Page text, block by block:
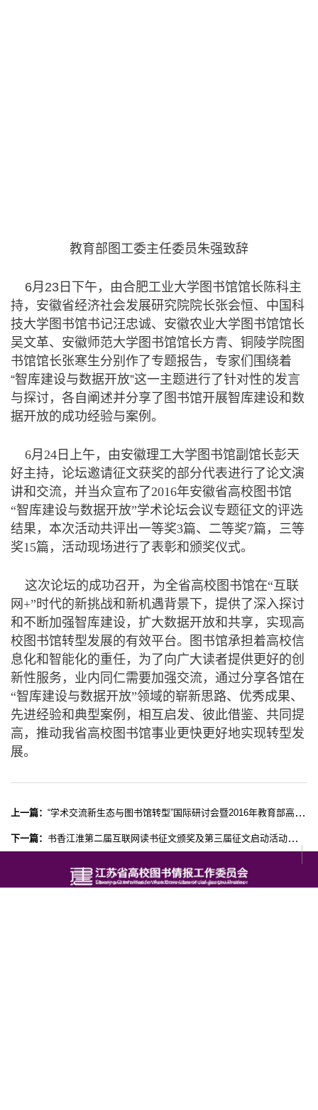
教育部图工委主任委员朱强致辞
6月23日下午，由合肥工业大学图书馆馆长陈科主
持，安徽省经济社会发展研究院院长张会恒、中国科
技大学图书馆书记汪忠诚、安徽农业大学图书馆馆长
吴文革、安徽师范大学图书馆馆长方青、铜陵学院图
书馆馆长张寒生分别作了专题报告，专家们围绕着
“智库建设与数据开放”这一主题进行了针对性的发言
与探讨，各自阐述并分享了图书馆开展智库建设和数
据开放的成功经验与案例。
6月24日上午，由安徽理工大学图书馆副馆长彭天
好主持，论坛邀请征文获奖的部分代表进行了论文演
讲和交流，并当众宣布了2016年安徽省高校图书馆
“智库建设与数据开放”学术论坛会议专题征文的评选
结果，本次活动共评出一等奖3篇、二等奖7篇，三等
奖15篇，活动现场进行了表彰和颁奖仪式。
这次论坛的成功召开，为全省高校图书馆在“互联
网+”时代的新挑战和新机遇背景下，提供了深入探讨
和不断加强智库建设，扩大数据开放和共享，实现高
校图书馆转型发展的有效平台。图书馆承担着高校信
息化和智能化的重任，为了向广大读者提供更好的创
新性服务，业内同仁需要加强交流，通过分享各馆在
“智库建设与数据开放”领域的崭新思路、优秀成果、
先进经验和典型案例，相互启发、彼此借鉴、共同提
高，推动我省高校图书馆事业更快更好地实现转型发
展。
上一篇： “学术交流新生态与图书馆转型”国际研讨会暨2016年教育部高等学校图书情报工作指导委员会文献资源建设工作组年会会议通知
下一篇： 书香江淮第二届互联网读书征文颁奖及第三届征文启动活动在安徽大学文典阁成功举办